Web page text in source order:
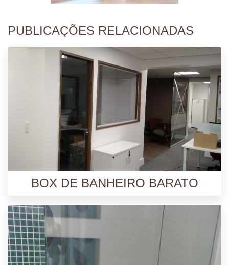
PUBLICAÇÕES RELACIONADAS
BOX DE BANHEIRO BARATO